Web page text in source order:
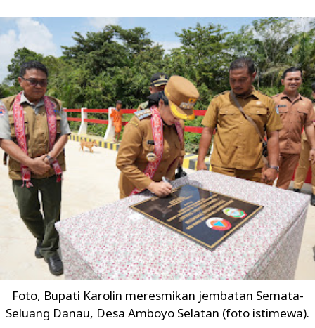
Foto, Bupati Karolin meresmikan jembatan Semata-
Seluang Danau, Desa Amboyo Selatan (foto istimewa).